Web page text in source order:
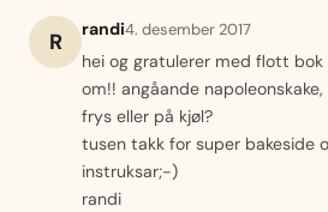
R randi4. desember 2017
hei og gratulerer med flott bok
om!! angåande
frys eller på kjøl?
tusen takk for super bakeside
instruksar;-)
randi